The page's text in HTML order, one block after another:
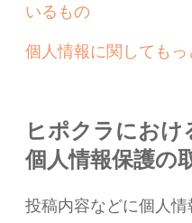
いるもの
個人情報に関してもっ
ヒポクラにおけ
個人情報保護の
投稿内容などに個人